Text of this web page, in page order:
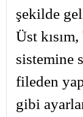
şekilde
Üst
sistemine
fileden
gibi